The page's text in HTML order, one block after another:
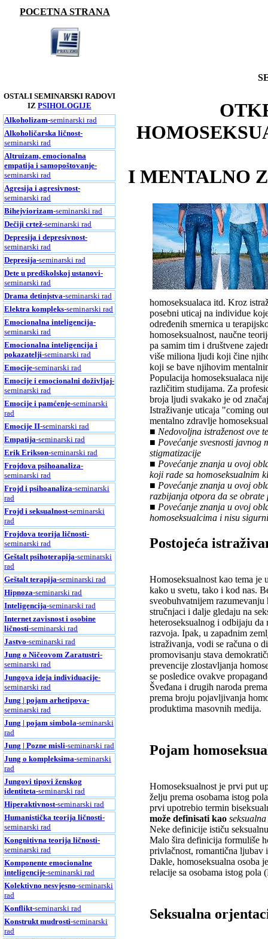
POCETNA STRANA
OSTALI SEMINARSKI RADOVI
IZ PSIHOLOGIJE
Alkoholizam-seminarski rad
Alkoholičarska ličnost-
seminarski rad
Altruizam, emocionalna
empatija i samopoštovanje-
seminarski rad
Agresija i agresivnost-
seminarski rad
Bihejviorizam-seminarski rad
Dečiji crtež-seminarski rad
Depresija i depresivnost-
seminarski rad
Depresija-seminarski rad
Dete u predškolskoj ustanovi-
seminarski rad
Drama detinjstva-seminarski rad
Elektra kompleks-seminarski rad
Emocionalna inteligencija-
seminarski rad
Emocionalna inteligencija i
pokazatelji-seminarski rad
Emocije-seminarski rad
Emocije i emocionalni doživljaj-
seminarski rad
Emocije i pamćenje-seminarski
rad
Emocije II-seminarski rad
Empatija-seminarski rad
Erik Erikson-seminarski rad
Frojdova psihoanaliza-
seminarski rad
Frojd i psihoanaliza-seminarski
rad
Frojd i seksualnost-seminarski
rad
Frojdova teorija ličnosti-
seminarski rad
Geštalt psihoterapija-seminarski
rad
Geštalt terapija-seminarski rad
Hipnoza-seminarski rad
Inteligencija-seminarski rad
Internet zavisnost i osobine
ličnosti-seminarski rad
Jastvo-seminarski rad
Jung o Ničeovom Zaratustri-
seminarski rad
Jungova ideja individuacije-
seminarski rad
Jung | pojam arhetipova-
seminarski rad
Jung | pojam simbola-seminarski
rad
Jung | Pozne misli-seminarski rad
Jung o kompleksima-seminarski
rad
Jungovi tipovi ženskog
identiteta-seminarski rad
Hiperaktivnost-seminarski rad
Humanistička teorija ličnosti-
seminarski rad
Kongnitivna teorija ličnosti-
seminarski rad
Komponente emocionalne
inteligencije-seminarski rad
Kolektivno nesvjesno-seminarski
rad
Konflikt-seminarski rad
Konstrukt mudrosti-seminarski
rad
I MENTALNO
homoseksualaca itd. Kroz
posebni uticaj na individue
određenih smernica u
homoseksualnost, naučne
pa samim tim i društvene
više miliona ljudi koji čine
koji se bave njihovim
Populacija homoseksualaca
različitim studijama. Za
broja ljudi svakako je od
Istraživanje uticaja "coming
mentalno zdravlje
■ Nedovoljna istraženost ove
■ Povećanje svesnosti javnog
stigmatizacije
■ Povećanje znanja u ovoj
koji rade sa homoseksualnim
■ Povećanje znanja u ovoj
razbijanja otpora da se obrate
■ Povećanje znanja u ovoj
homoseksualcima i nisu
Postojeća
Homoseksualnost kao tema je
kako u svetu, tako i kod nas.
sveobuhvatnijem
stručnjaci i dalje gledaju na
heteroseksualnog i odbijaju
razvoja. Ipak, u zapadnim
istraživanja, vodi se računa o
promovisanju stava
prevencije zlostavljanja
se posledice ovakve
Šveđana i drugih naroda
prema broju pojavljivanja
produktima masovnih medija.
Pojam
Homoseksualnost je prvi put
želju prema osobama istog
prvi upotrebio termin
može definisati kao
Neke definicije ističu
Malo šira definicija formuliše
privlačnost, romantična ljubav
Dakle, homoseksualna osoba
relacije sa osobama istog
Seksualna